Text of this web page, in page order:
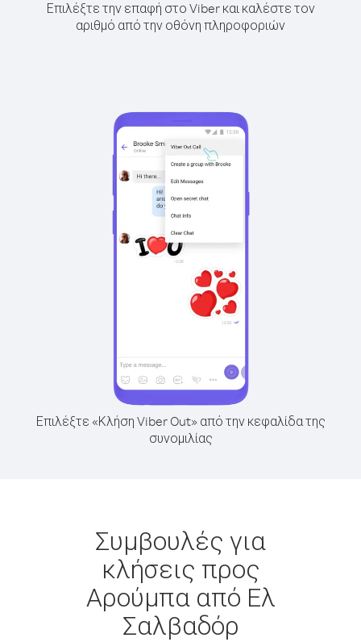
Επιλέξτε την επαφή στο Viber και καλέστε τον
αριθμό από την οθόνη πληροφοριών
Επιλέξτε «Κλήση Viber Out» από την κεφαλίδα της
συνομιλίας
Συμβουλές για
κλήσεις προς
Αρούμπα από Ελ
Σαλβαδόρ